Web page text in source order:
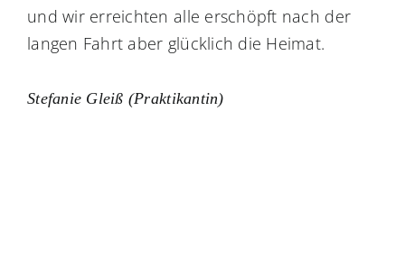
und wir erreichten alle erschöpft nach der
langen Fahrt aber glücklich die Heimat.
Stefanie Gleiß (Praktikantin)